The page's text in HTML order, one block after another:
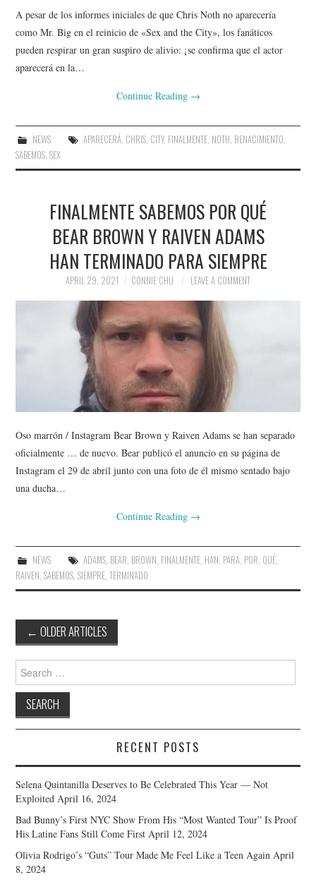
A pesar de los informes iniciales de que Chris Noth no aparecería
como Mr. Big en el reinicio de «Sex and the City», los fanáticos
pueden respirar un gran suspiro de alivio: ¡se confirma que el actor
aparecerá en la…
Continue Reading →
NEWS APARECERÁ, CHRIS, CITY, FINALMENTE, NOTH, RENACIMIENTO,
SABEMOS,SEX
FINALMENTE SABEMOS POR QUÉ
BEAR BROWN Y RAIVEN ADAMS
HAN TERMINADO PARA SIEMPRE
APRIL 29, 2021 CONNIE CHU LEAVE A COMMENT
Oso marrón / Instagram Bear Brown y Raiven Adams se han separado
oficialmente … de nuevo. Bear publicó el anuncio en su página de
Instagram el 29 de abril junto con una foto de él mismo sentado bajo
una ducha…
Continue Reading →
NEWS ADAMS, BEAR, BROWN, FINALMENTE, HAN, PARA, POR, QUÉ,
RAIVEN,SABEMOS,SIEMPRE,TERMINADO
Post
navigation
← OLDER ARTICLES
Search
for:
RECENT POSTS
Selena Quintanilla Deserves to Be Celebrated This Year — Not
Exploited April 16, 2024
Bad Bunny’s First NYC Show From His “Most Wanted Tour” Is Proof
His Latine Fans Still Come First April 12, 2024
Olivia Rodrigo’s “Guts” Tour Made Me Feel Like a Teen Again April
8, 2024